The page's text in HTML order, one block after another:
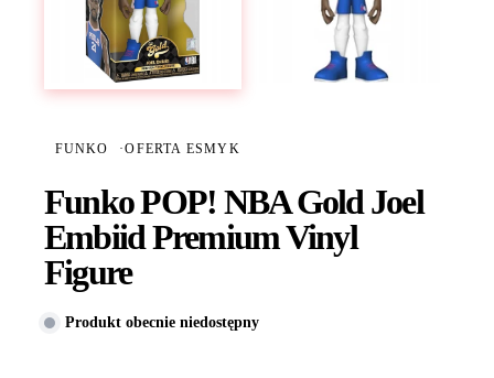
FUNKO ·OFERTA ESMYK
Funko POP! NBA Gold Joel
Embiid Premium Vinyl
Figure
Produkt obecnie niedostępny